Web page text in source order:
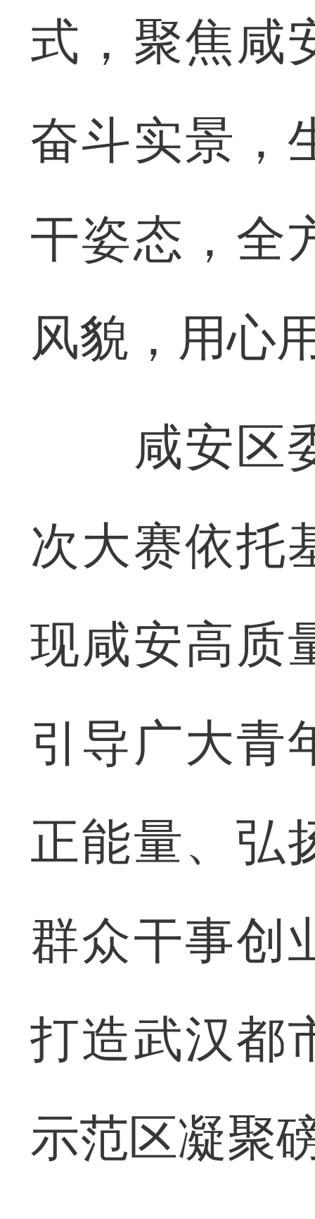
式，聚焦咸
奋斗实景，
干姿态，全
风貌，用心
咸安区委
次大赛依托
现咸安高质
引导广大青
正能量、弘
群众干事创
打造武汉都
示范区凝聚